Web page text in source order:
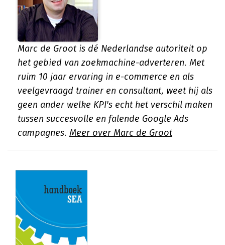
Marc de Groot is dé Nederlandse autoriteit op
het gebied van zoekmachine-adverteren. Met
ruim 10 jaar ervaring in e-commerce en als
veelgevraagd trainer en consultant, weet hij als
geen ander welke KPI's echt het verschil maken
tussen succesvolle en falende Google Ads
campagnes. Meer over Marc de Groot